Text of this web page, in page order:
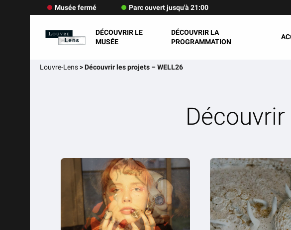
Musée fermé Parc ouvert jusqu'à 21:00
DÉCOUVRIR LE
MUSÉE
DÉCOUVRIR LA
PROGRAMMATION
Louvre-Lens>Découvrir les projets – WELL26